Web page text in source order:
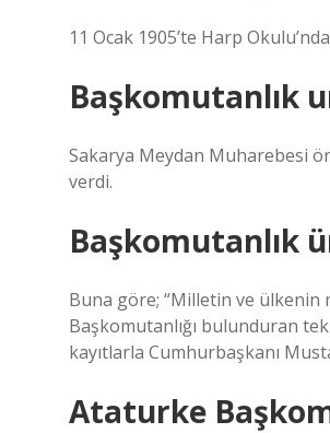
11 Ocak 1905’te Harp
Başkomutanlık
Sakarya Meydan Muharebesi
verdi.
Başkomutanlık
Buna göre; “Milletin ve ülkenin
Başkomutanlığı bulunduran
kayıtlarla Cumhurbaşkanı
Ataturke